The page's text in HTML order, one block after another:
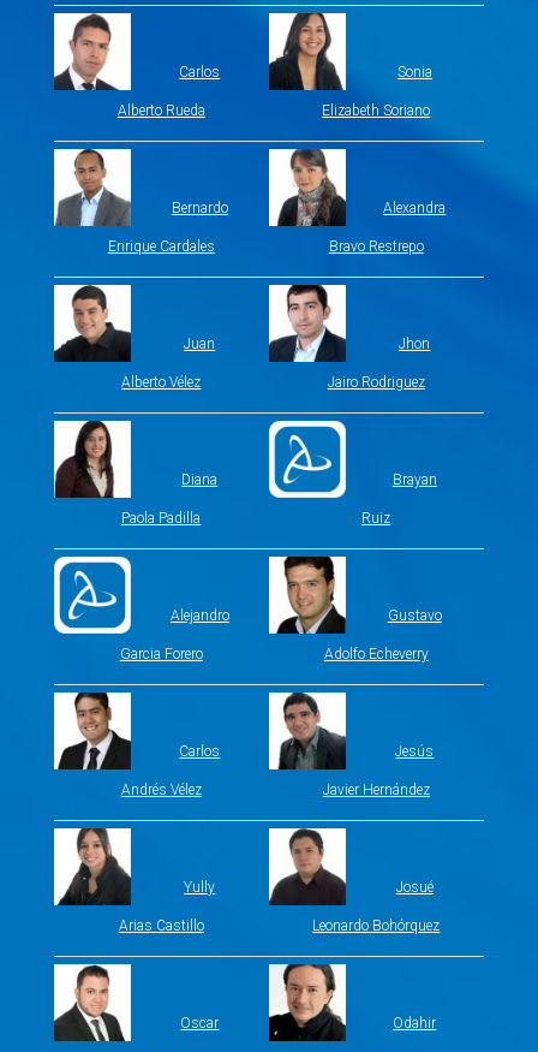
Carlos
Alberto Rueda
Sonia
Elizabeth Soriano
Bernardo
Enrique Cardales
Alexandra
Bravo Restrepo
Juan
Alberto Vélez
Jhon
Jairo Rodriguez
Diana
Paola Padilla
Brayan
Ruiz
Alejandro
Garcia Forero
Gustavo
Adolfo Echeverry
Carlos
Andrés Vélez
Jesús
Javier Hernández
Yully
Arias Castillo
Josué
Leonardo Bohórquez
Oscar Odahir